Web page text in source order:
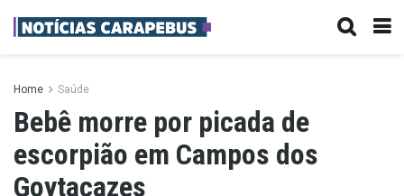
Home Saúde
Bebê morre por picada de
escorpião em Campos dos
Goytacazes